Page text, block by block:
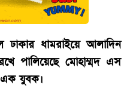
ধামরাইয়ে আলাদিন
পালিয়েছে মোহাম্মদ এস
এক যুবক।